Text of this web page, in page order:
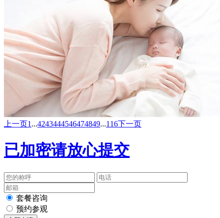
上一页1 ...4243444546474849...116下一页
已加密请放心提交
套餐咨询
预约参观